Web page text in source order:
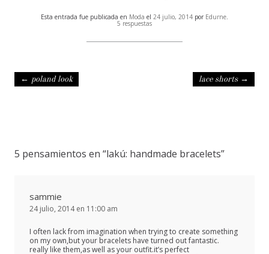
Esta entrada fue publicada en Moda el 24 julio, 2014 por Edurne.
5 respuestas
Navegación de entradas
← poland look lace shorts →
5 pensamientos en “lakú: handmade bracelets”
sammie
24 julio, 2014 en 11:00 am
I often lack from imagination when trying to create something
on my own,but your bracelets have turned out fantastic.
really like them,as well as your outfit.it’s perfect